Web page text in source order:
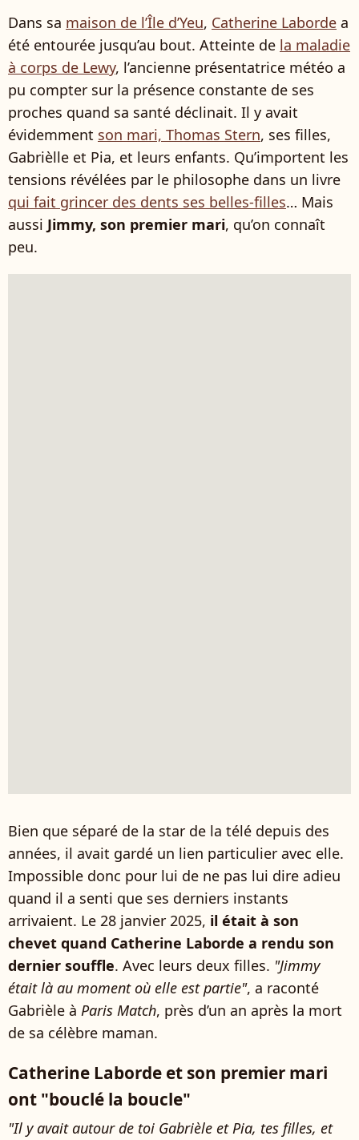
Dans sa maison de l’Île d’Yeu, Catherine Laborde a
été entourée jusqu’au bout. Atteinte de la maladie
à corps de Lewy, l’ancienne présentatrice météo a
pu compter sur la présence constante de ses
proches quand sa santé déclinait. Il y avait
évidemment son mari, Thomas Stern, ses filles,
Gabrièlle et Pia, et leurs enfants. Qu’importent les
tensions révélées par le philosophe dans un livre
qui fait grincer des dents ses belles-filles… Mais
aussi Jimmy, son premier mari, qu’on connaît
peu.
Bien que séparé de la star de la télé depuis des
années, il avait gardé un lien particulier avec elle.
Impossible donc pour lui de ne pas lui dire adieu
quand il a senti que ses derniers instants
arrivaient. Le 28 janvier 2025, il était à son
chevet quand Catherine Laborde a rendu son
dernier souffle. Avec leurs deux filles. "Jimmy
était là au moment où elle est partie", a raconté
Gabrièle à Paris Match, près d’un an après la mort
de sa célèbre maman.
Catherine Laborde et son premier mari
ont "bouclé la boucle"
"Il y avait autour de toi Gabrièle et Pia, tes filles, et